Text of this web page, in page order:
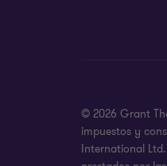
© 2026 Grant
impuestos y
International